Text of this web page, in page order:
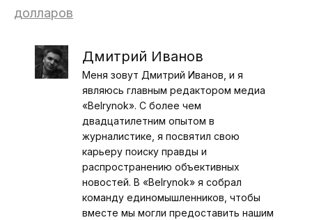
долларов
Дмитрий Иванов
Меня зовут Дмитрий Иванов, и я
являюсь главным редактором медиа
«Belrynok». С более чем
двадцатилетним опытом в
журналистике, я посвятил свою
карьеру поиску правды и
распространению объективных
новостей. В «Belrynok» я собрал
команду единомышленников, чтобы
вместе мы могли предоставить нашим